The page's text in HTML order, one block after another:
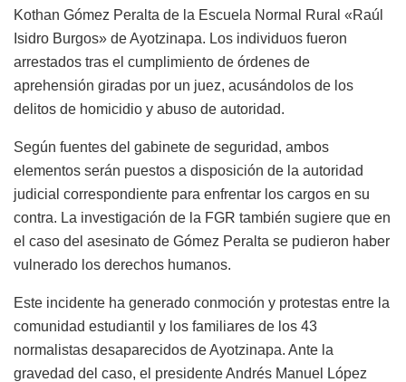
Kothan Gómez Peralta de la Escuela Normal Rural «Raúl
Isidro Burgos» de Ayotzinapa. Los individuos fueron
arrestados tras el cumplimiento de órdenes de
aprehensión giradas por un juez, acusándolos de los
delitos de homicidio y abuso de autoridad.
Según fuentes del gabinete de seguridad, ambos
elementos serán puestos a disposición de la autoridad
judicial correspondiente para enfrentar los cargos en su
contra. La investigación de la FGR también sugiere que en
el caso del asesinato de Gómez Peralta se pudieron haber
vulnerado los derechos humanos.
Este incidente ha generado conmoción y protestas entre la
comunidad estudiantil y los familiares de los 43
normalistas desaparecidos de Ayotzinapa. Ante la
gravedad del caso, el presidente Andrés Manuel López